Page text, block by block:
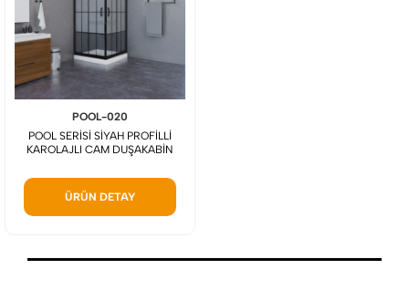
POOL-020
POOL SERİSİ SİYAH PROFİLLİ
KAROLAJLI CAM DUŞAKABİN
ÜRÜN DETAY